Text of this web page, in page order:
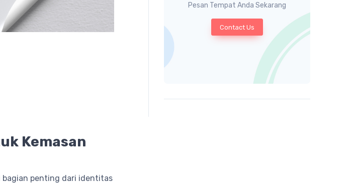
Kemasan
bagian penting dari identitas
Pesan Tempat Anda Sekarang
Contact Us